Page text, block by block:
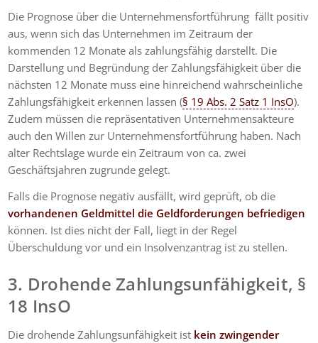
Die Prognose über die Unternehmensfortführung fällt positiv
aus, wenn sich das Unternehmen im Zeitraum der
kommenden 12 Monateals zahlungsfähig darstellt. Die
Darstellung und Begründung der Zahlungsfähigkeit über die
nächsten 12 Monate muss eine hinreichend wahrscheinliche
Zahlungsfähigkeit erkennen lassen (§ 19 Abs. 2 Satz 1 InsO).
Zudem müssen die repräsentativen Unternehmensakteure
auch den Willen zur Unternehmensfortführung haben. Nach
alter Rechtslage wurde ein Zeitraum von ca. zwei
Geschäftsjahren zugrunde gelegt.
Falls die Prognose negativ ausfällt, wird geprüft, ob die
vorhandenen Geldmittel die Geldforderungen befriedigen
können. Ist dies nicht der Fall, liegt in der Regel
Überschuldung vor und ein Insolvenzantrag ist zu stellen.
3. Drohende Zahlungsunfähigkeit, §
18 InsO
Die drohende Zahlungsunfähigkeit ist kein zwingender